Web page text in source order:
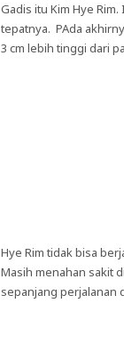
Gadis itu Kim Hye
tepatnya. PAda
3 cm lebih tinggi dari
Hye Rim tidak bisa
Masih menahan sakit
sepanjang perjalanan